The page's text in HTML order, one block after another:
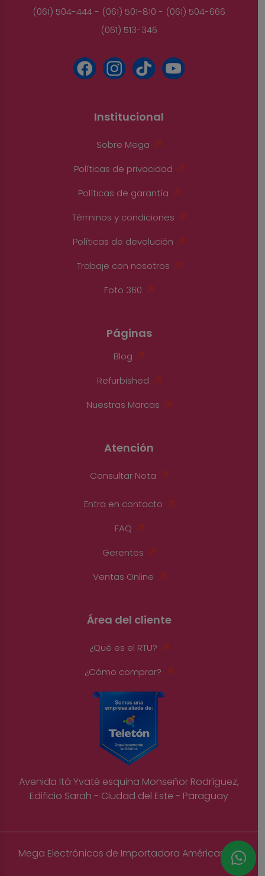
(061) 504-444 - (061) 501-810 - (061) 504-666
(061) 513-346
Institucional
Sobre Mega
Políticas de privacidad
Políticas de garantía
Términos y condiciones
Políticas de devolución
Trabaje con nosotros
Foto 360
Páginas
Blog
Refurbished
Nuestras Marcas
Atención
Consultar Nota
Entra en contacto
FAQ
Gerentes
Ventas Online
Área del cliente
¿Qué es el RTU?
¿Cómo comprar?
Avenida Itá Yvaté esquina Monseñor Rodríguez,
Edificio Sarah - Ciudad del Este - Paraguay
Mega Electrónicos de Importadora Américas S.A